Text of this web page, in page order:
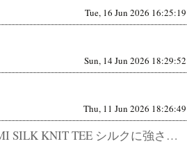
Tue, 16 Jun 2026 16:25:19
Sun, 14 Jun 2026 18:29:52
Thu, 11 Jun 2026 18:26:49
YONETOMI SILK KNIT TEE シルクに強さを与えた。 触った瞬間に、仕入れを決めた。 正直、こういうシル...